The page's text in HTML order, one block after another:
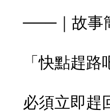
───｜故事
「快點趕路
必須立即趕